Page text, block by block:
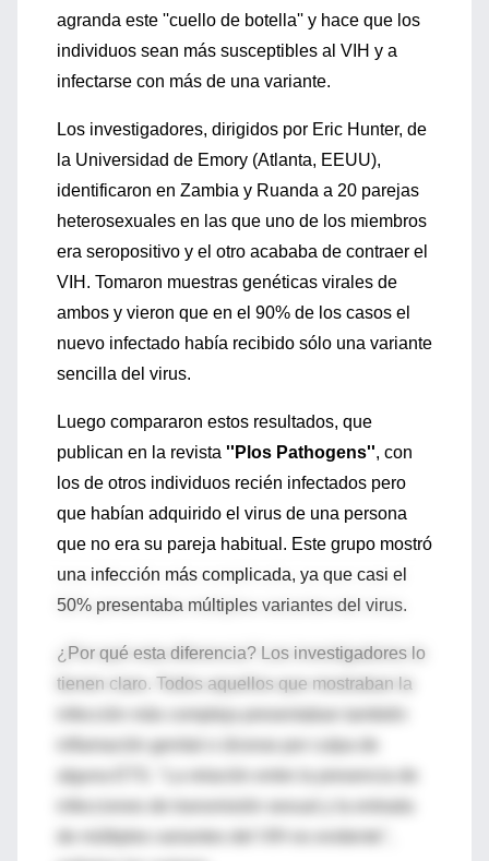
agranda este ''cuello de botella'' y hace que los
individuos sean más susceptibles al VIH y a
infectarse con más de una variante.
Los investigadores, dirigidos por Eric Hunter, de
la Universidad de Emory (Atlanta, EEUU),
identificaron en Zambia y Ruanda a 20 parejas
heterosexuales en las que uno de los miembros
era seropositivo y el otro acababa de contraer el
VIH. Tomaron muestras genéticas virales de
ambos y vieron que en el 90% de los casos el
nuevo infectado había recibido sólo una variante
sencilla del virus.
Luego compararon estos resultados, que
publican en la revista ''Plos Pathogens'', con
los de otros individuos recién infectados pero
que habían adquirido el virus de una persona
que no era su pareja habitual. Este grupo mostró
una infección más complicada, ya que casi el
50% presentaba múltiples variantes del virus.
¿Por qué esta diferencia? Los investigadores lo
tienen claro. Todos aquellos que mostraban la
inflamación genital o úlceras por culpa de
alguna ETS. "La relación entre la presencia de